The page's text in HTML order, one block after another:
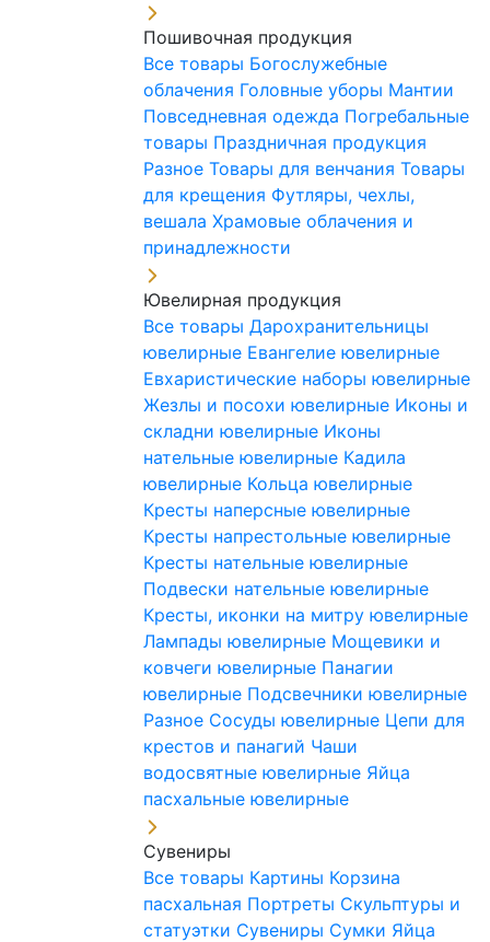
Пошивочная продукция
Все товары Богослужебные
облачения Головные уборы Мантии
Повседневная одежда Погребальные
товары Праздничная продукция
Разное Товары для венчания Товары
для крещения Футляры, чехлы,
вешала Храмовые облачения и
принадлежности
Ювелирная продукция
Все товары Дарохранительницы
ювелирные Евангелие ювелирные
Евхаристические наборы ювелирные
Жезлы и посохи ювелирные Иконы и
складни ювелирные Иконы
нательные ювелирные Кадила
ювелирные Кольца ювелирные
Кресты наперсные ювелирные
Кресты напрестольные ювелирные
Кресты нательные ювелирные
Подвески нательные ювелирные
Кресты, иконки на митру ювелирные
Лампады ювелирные Мощевики и
ковчеги ювелирные Панагии
ювелирные Подсвечники ювелирные
Разное Сосуды ювелирные Цепи для
крестов и панагий Чаши
водосвятные ювелирные Яйца
пасхальные ювелирные
Сувениры
Все товары Картины Корзина
пасхальная Портреты Скульптуры и
статуэтки Сувениры Сумки Яйца